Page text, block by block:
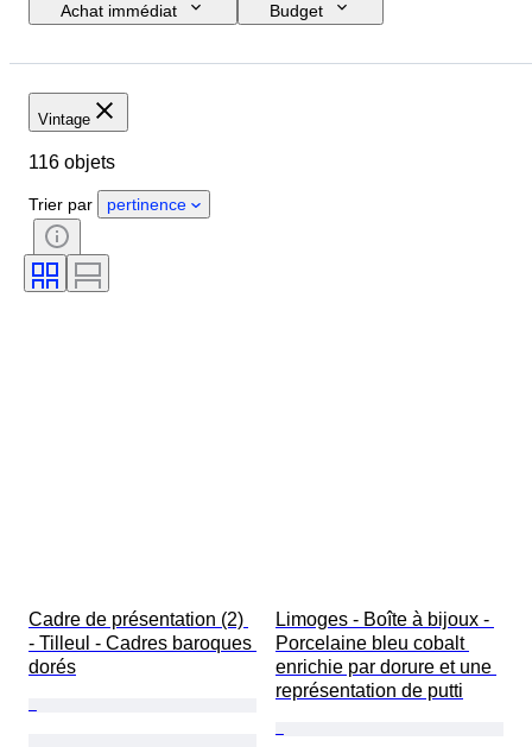
Achat immédiat
Budget
Marque
Pays d’origine
État
Signature
Mouvement de montre
Réserve de marche
Type de pendule
Vintage
116 objets
Trier par pertinence
Cadre de présentation (2)
- Tilleul - Cadres baroques
dorés
Limoges - Boîte à bijoux -
Porcelaine bleu cobalt
enrichie par dorure et une
représentation de putti